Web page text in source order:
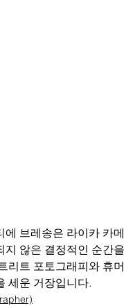
에 브레송은 라이카 카
지 않은 결정적인 순간
리트 포토그래피와 휴
세운 거장입니다.